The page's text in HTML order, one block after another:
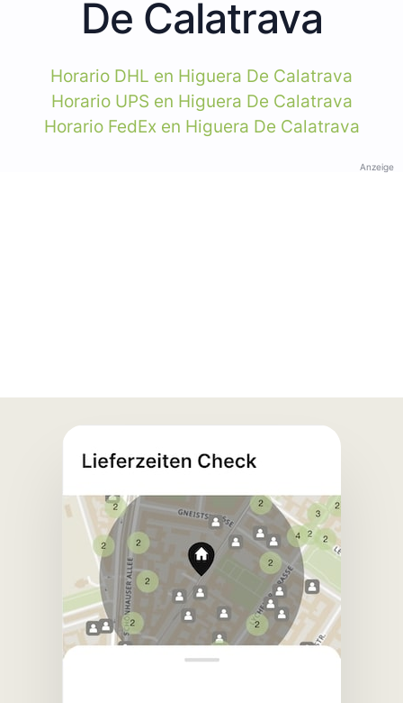
De Calatrava
Horario DHL en Higuera De Calatrava
Horario UPS en Higuera De Calatrava
Horario FedEx en Higuera De Calatrava
Anzeige